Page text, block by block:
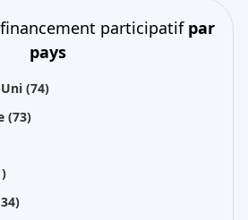
participatif par
pays
(74)
(73)